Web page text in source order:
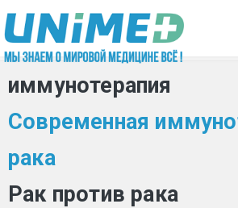
Перейти к основному содержанию
иммунотерапия
Современная
рака
Рак против рака